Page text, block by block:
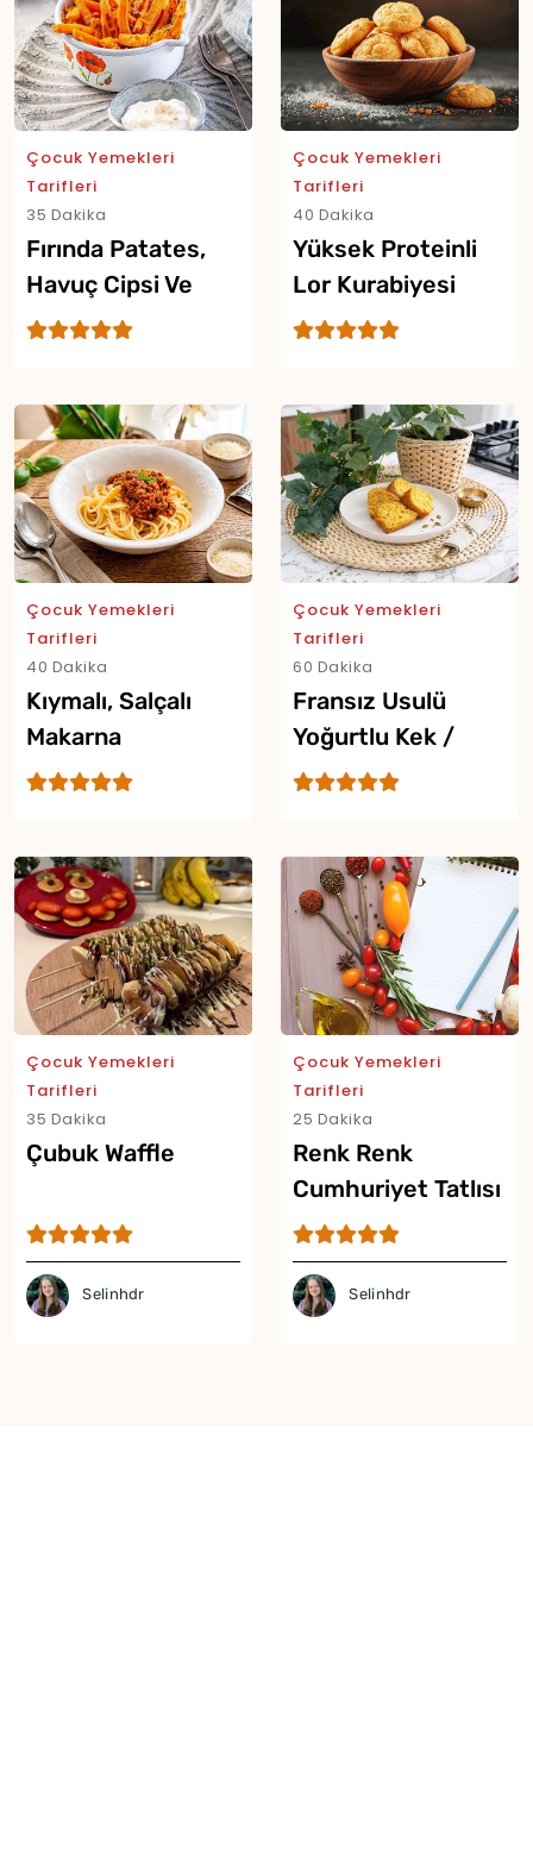
Çocuk Yemekleri
Tarifleri
35 Dakika
Fırında Patates,
Havuç Cipsi Ve
Yoğurtlu Dip Sos
Çocuk Yemekleri
Tarifleri
40 Dakika
Yüksek Proteinli
Lor Kurabiyesi
Çocuk Yemekleri
Tarifleri
40 Dakika
Kıymalı, Salçalı
Makarna
Çocuk Yemekleri
Tarifleri
60 Dakika
Fransız Usulü
Yoğurtlu Kek /
Gâteau Au Yaourt
Çocuk Yemekleri
Tarifleri
35 Dakika
Çubuk Waffle
Selinhdr
Çocuk Yemekleri
Tarifleri
25 Dakika
Renk Renk
Cumhuriyet Tatlısı
Selinhdr